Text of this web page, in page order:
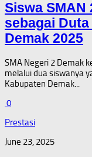
Siswa SMAN
sebagai
Demak 2025
SMA Negeri 2 Demak
melalui dua siswanya
Kabupaten Demak...
0
Prestasi
June 23, 2025